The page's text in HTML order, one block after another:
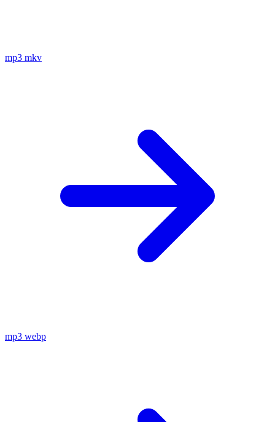
mp3 mkv
mp3 webp